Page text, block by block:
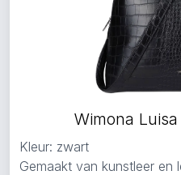
Wimona
Kleur: zwart
Gemaakt van kunstleer en